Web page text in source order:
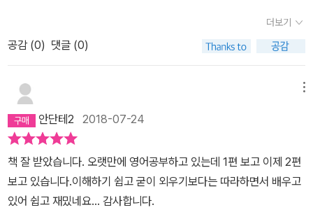
더보기
공감 (0) 댓글 (0)
안단테2 2018-07-24
책 잘 받았습니다. 오랫만에 영어공부하고 있는데 1편 보고 이제 2편
보고 있습니다.이해하기 쉽고 굳이 외우기보다는 따라하면서 배우고
있어 쉽고 재밌네요... 감사합니다.